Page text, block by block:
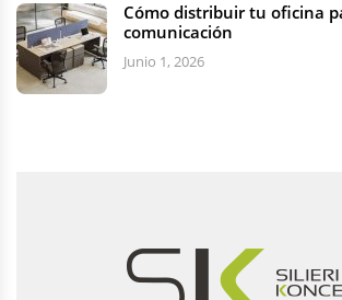
Cómo distribuir tu oficina
comunicación
Junio 1, 2026